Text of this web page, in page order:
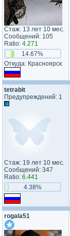
Стаж: 13 лет 10 мес.
Сообщений: 105
Ratio: 4.271
14.67%
Откуда: Красноярск
tetrabit
Предупреждений: 1
Стаж: 19 лет 10 мес.
Сообщений: 347
Ratio: 6.441
4.38%
rogala51